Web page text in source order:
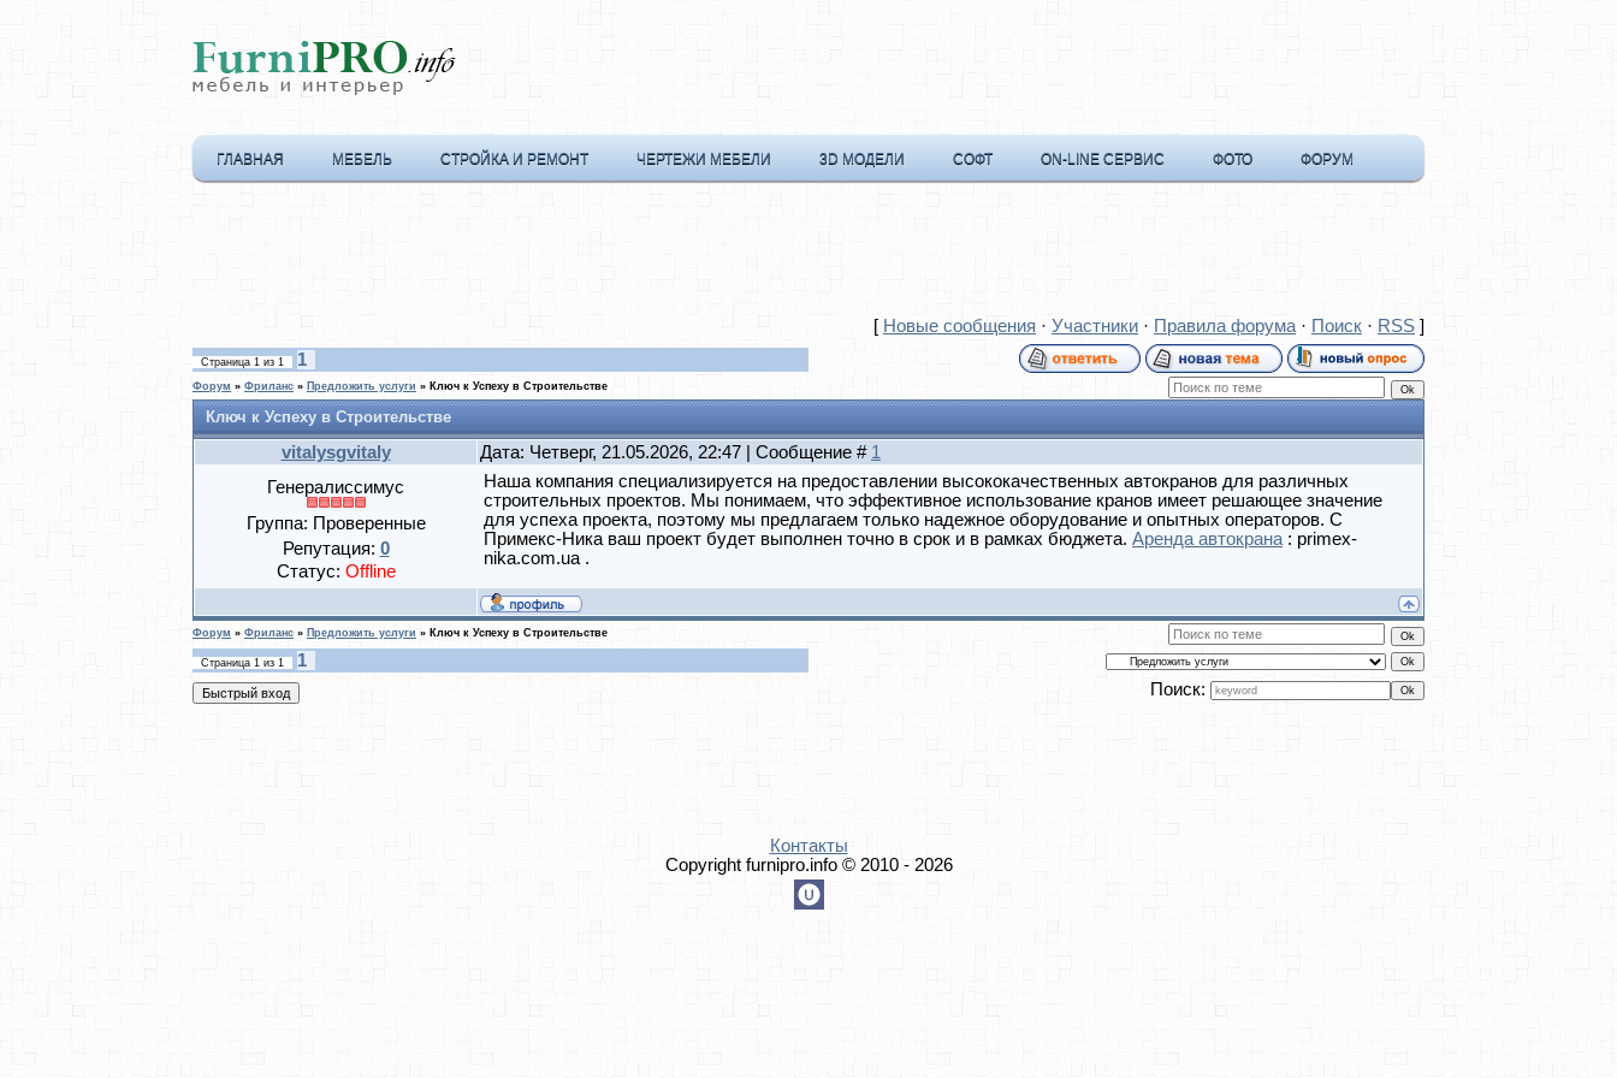
ГЛАВНАЯ МЕБЕЛЬ СТРОЙКА И РЕМОНТ ЧЕРТЕЖИ МЕБЕЛИ 3D МОДЕЛИ СОФТ ON-LINE СЕРВИС ФОТО ФОРУМ
[ Новые сообщения · Участники · Правила форума · Поиск · RSS]
Страница 1 из 1 1
Форум » Фриланс » Предложить услуги » Ключ к Успеху в Строительстве
Ключ к Успеху в Строительстве
vitalysgvitaly Дата: Четверг, 21.05.2026, 22:47 | Сообщение # 1
Генералиссимус
Группа: Проверенные
Репутация: 0
Статус: Offline
Наша компания специализируется на предоставлении высококачественных автокранов для различных
строительных проектов. Мы понимаем, что эффективное использование кранов имеет решающее значение
для успеха проекта, поэтому мы предлагаем только надежное оборудование и опытных операторов. С
Примекс-Ника ваш проект будет выполнен точно в срок и в рамках бюджета. Аренда автокрана : primex-
nika.com.ua .
Форум » Фриланс » Предложить услуги » Ключ к Успеху в Строительстве
Страница 1 из 1
1
Поиск:
Контакты
Copyright furnipro.info © 2010 - 2026